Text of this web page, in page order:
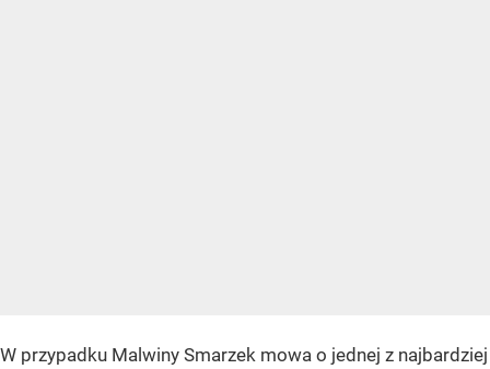
W przypadku Malwiny Smarzek mowa o jednej z najbardziej